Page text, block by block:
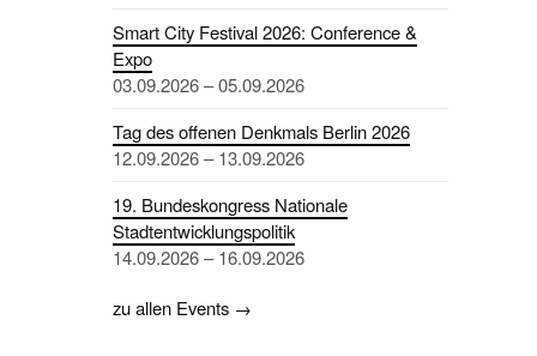
Smart City Festival 2026: Conference &
Expo
03.09.2026 – 05.09.2026
Tag des offenen Denkmals Berlin 2026
12.09.2026 – 13.09.2026
19. Bundeskongress Nationale
Stadtentwicklungspolitik
14.09.2026 – 16.09.2026
zu allen Events →